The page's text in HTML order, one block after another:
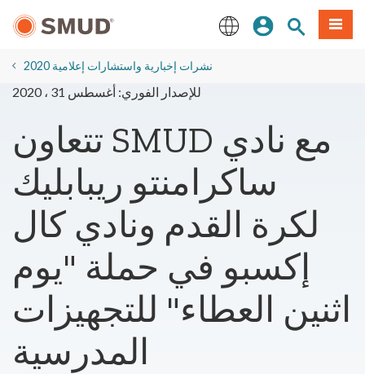
إلى
الرئيسي
تسجيل الدخول
بحث الموقع
طعام
2020 نشرات إخبارية واستشارات إعلامية
للإصدار الفوري: أغسطس 31 ، 2020
تتعاون SMUD مع نادي
ساكرامنتو ريبابليك
لكرة القدم ونادي كال
إكسبو في حملة "يوم
اثنين العطاء" للتجهيزات
المدرسية